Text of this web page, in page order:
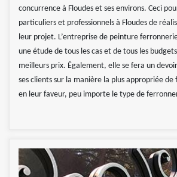
concurrence à Floudes et ses environs. Ceci
particuliers et professionnels à Floudes de
leur projet. L’entreprise de peinture
une étude de tous les cas et de tous les
meilleurs prix. Également, elle se fera un
ses clients sur la manière la plus appropriée
en leur faveur, peu importe le type de